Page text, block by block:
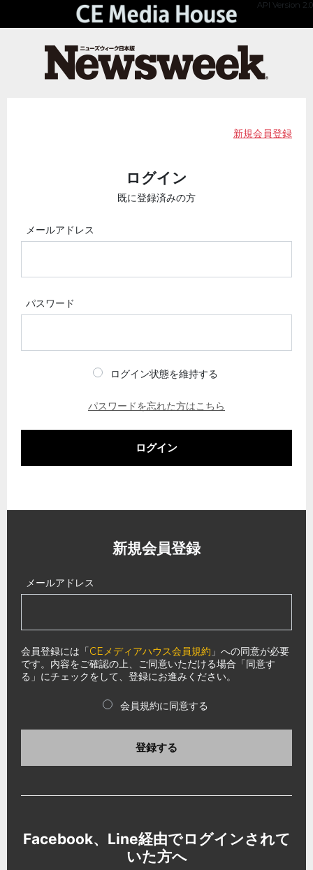
API Version 2.0
新規会員登録
ログイン
既に登録済みの方
メールアドレス
パスワード
ログイン状態を維持する
パスワードを忘れた方はこちら
ログイン
新規会員登録
メールアドレス
会員登録には「CEメディアハウス会員規約 」への同意が必要
です。内容をご確認の上、ご同意いただける場合「同意す
る」にチェックをして、登録にお進みください。
会員規約に同意する
登録する
Facebook、Line経由でログインされて
いた方へ